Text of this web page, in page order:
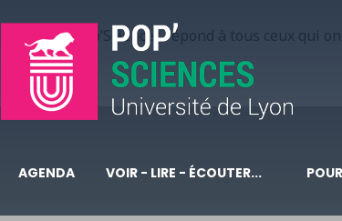
Pop’Sciences répond à tous ceux qui
AGENDA VOIR - LIRE - ÉCOUTER...